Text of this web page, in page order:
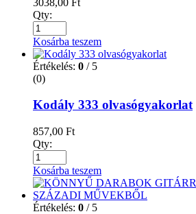
Qty:
Kosárba teszem
Értékelés: 0 / 5
(0)
Kodály 333 olvasógyakorlat
857,00 Ft
Qty:
Kosárba teszem
Értékelés: 0 / 5